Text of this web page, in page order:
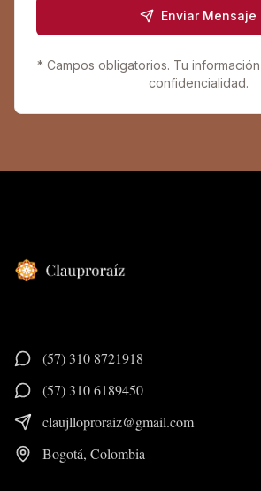
Enviar Mensaje
* Campos obligatorios. Tu
confidencialidad.
(57) 310 8721918
(57) 310 6189450
claujlloproraiz@gmail.com
Bogotá, Colombia